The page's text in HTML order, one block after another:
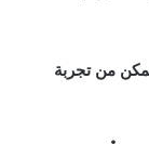
من تجربة